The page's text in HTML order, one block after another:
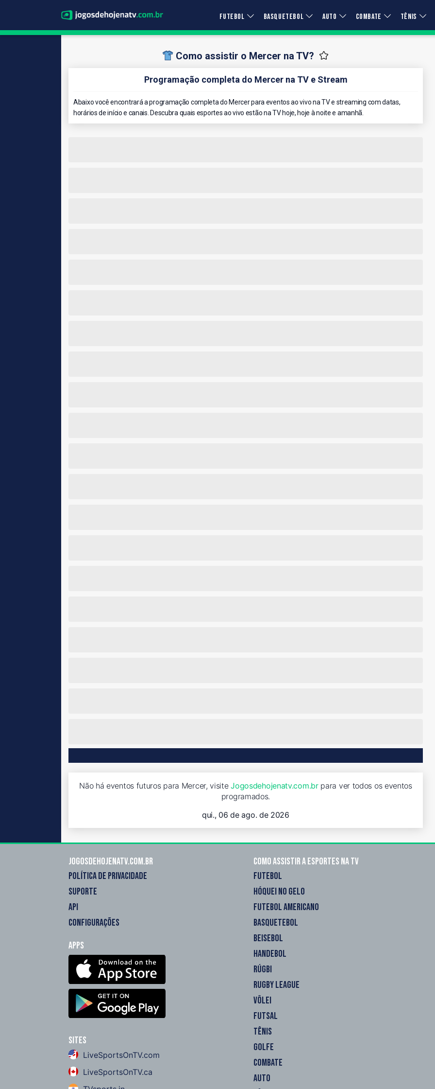
FUTEBOL BASQUETEBOL AUTO COMBATE TÊNIS
Como assistir o Mercer na TV?
Programação completa do Mercer na TV e Stream
Abaixo você encontrará a programação completa do Mercer para eventos ao vivo na TV e streaming com datas,
horários de início e canais. Descubra quais esportes ao vivo estão na TV hoje, hoje à noite e amanhã.
Não há eventos futuros para Mercer, visiteJogosdehojenatv.com.brpara ver todos os eventos
programados.
qui., 06 de ago. de 2026
Jogosdehojenatv.com.br
POLÍTICA DE PRIVACIDADE
SUPORTE
API
CONFIGURAÇÕES
Apps
Sites
LiveSportsOnTV.com
LiveSportsOnTV.ca
Como assistir a esportes na TV
FUTEBOL
HÓQUEI NO GELO
FUTEBOL AMERICANO
BASQUETEBOL
BEISEBOL
HANDEBOL
RÚGBI
RUGBY LEAGUE
VÔLEI
FUTSAL
TÊNIS
GOLFE
COMBATE
AUTO